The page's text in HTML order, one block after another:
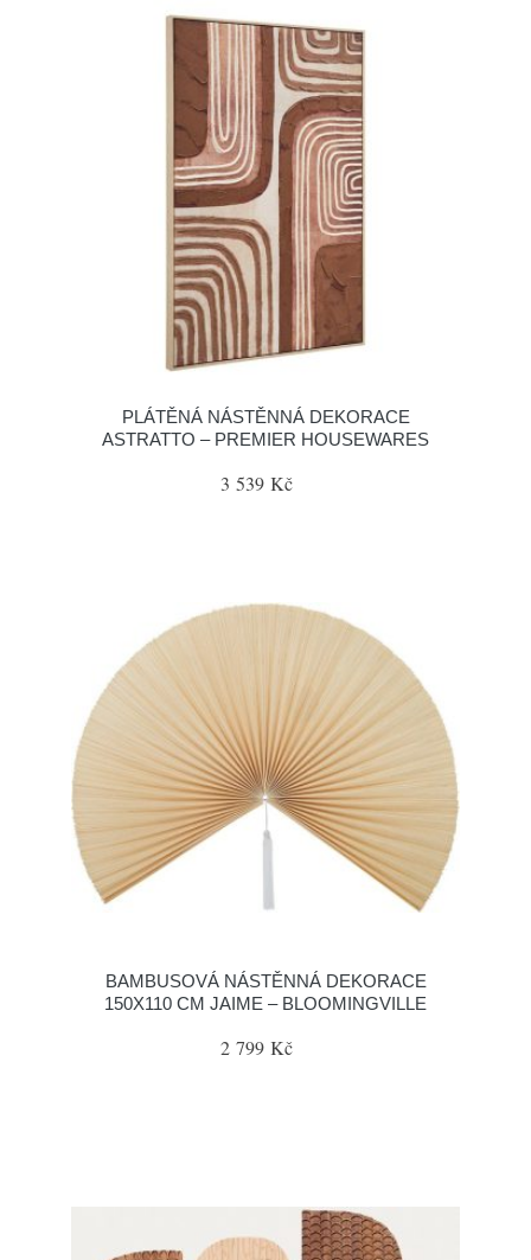
PLÁTĚNÁ NÁSTĚNNÁ DEKORACE
ASTRATTO – PREMIER HOUSEWARES
3 539 Kč
BAMBUSOVÁ NÁSTĚNNÁ DEKORACE
150X110 CM JAIME – BLOOMINGVILLE
2 799 Kč